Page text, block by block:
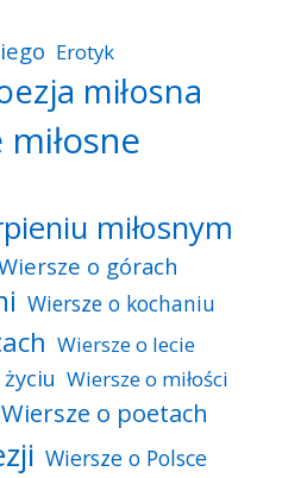
Erotyk
miłosna
miłosnym
o górach
Wiersze o kochaniu
Wiersze o lecie
Wiersze o miłości
Wiersze o poetach
Wiersze o Polsce